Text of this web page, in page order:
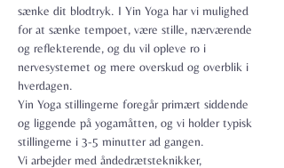
sænke dit blodtryk. I Yin Yoga har vi mulighed
for at sænke tempoet, være stille, nærværende
og reflekterende, og du vil opleve ro i
nervesystemet og mere overskud og overblik i
hverdagen.
Yin Yoga stillingerne foregår primært siddende
og liggende på yogamåtten, og vi holder typisk
stillingerne i 3-5 minutter ad gangen.
Vi arbejder med åndedrætsteknikker,